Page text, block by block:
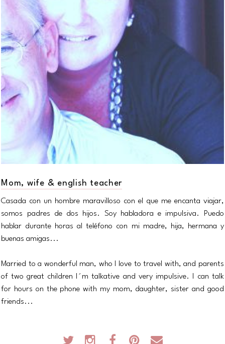
Mom, wife & english teacher
Casada con un hombre maravilloso con el que me encanta viajar,
somos padres de dos hijos. Soy habladora e impulsiva. Puedo
hablar durante horas al teléfono con mi madre, hija, hermana y
buenas amigas...
Married to a wonderful man, who I love to travel with, and parents
of two great children I´m talkative and very impulsive. I can talk
for hours on the phone with my mom, daughter, sister and good
friends...